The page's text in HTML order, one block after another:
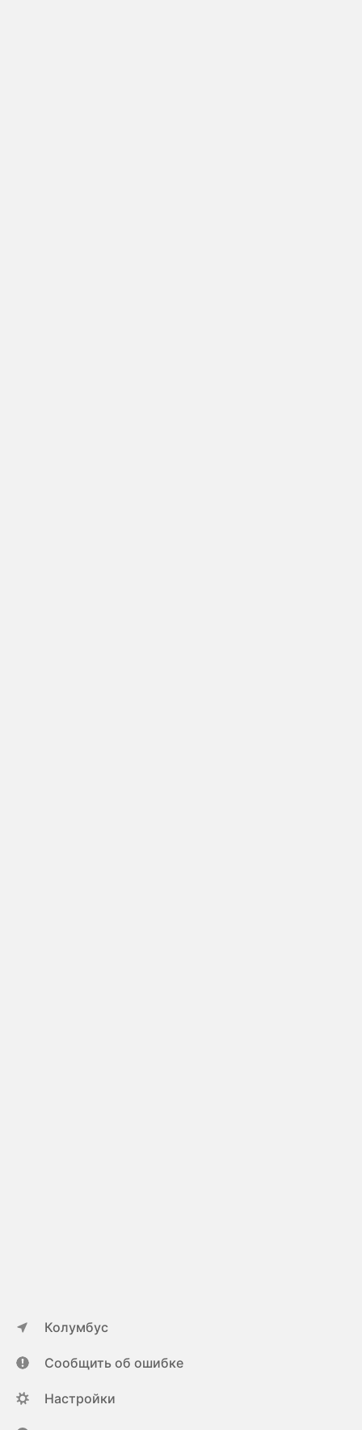
Колумбус
Сообщить об ошибке
Настройки